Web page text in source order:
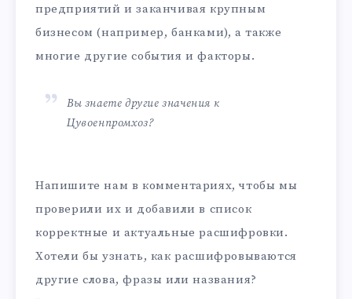
предприятий и заканчивая крупным
бизнесом (например, банками), а также
многие другие события и факторы.
Вы знаете другие значения к
Цувоенпромхоз?
Напишите нам в комментариях, чтобы мы
проверили их и добавили в список
корректные и актуальные расшифровки.
Хотели бы узнать, как расшифровываются
другие слова, фразы или названия?